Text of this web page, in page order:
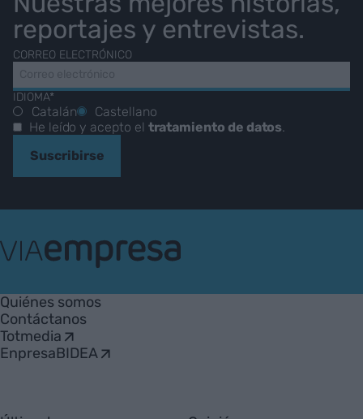
reportajes y entrevistas.
CORREO ELECTRÓNICO
IDIOMA*
Catalán
Castellano
He leído y acepto el tratamiento de datos.
Suscribirse
Empresa
Quiénes somos
Contáctanos
Totmedia
EnpresaBIDEA